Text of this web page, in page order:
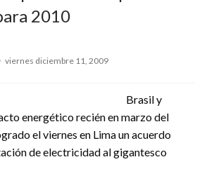
2010
Publicado
viernes diciembre 11, 2009
Brasil y
energético recién en marzo del
el viernes en Lima un acuerdo
de electricidad al gigantesco